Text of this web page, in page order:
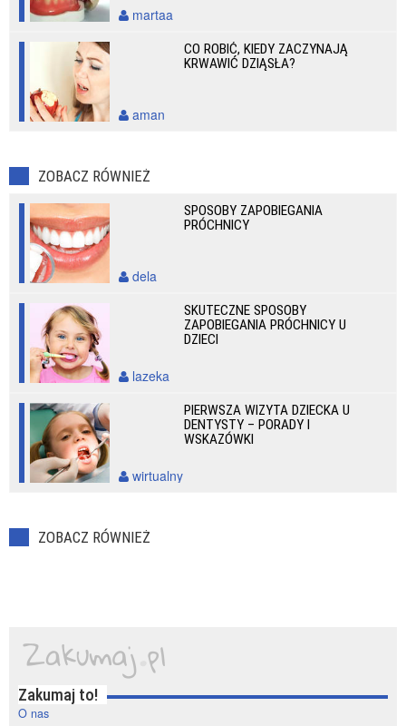
martaa
CO ROBIĆ, KIEDY ZACZYNAJĄ
KRWAWIĆ DZIĄSŁA?
aman
ZOBACZ RÓWNIEŻ
SPOSOBY ZAPOBIEGANIA
PRÓCHNICY
dela
SKUTECZNE SPOSOBY
ZAPOBIEGANIA PRÓCHNICY U
DZIECI
lazeka
PIERWSZA WIZYTA DZIECKA U
DENTYSTY – PORADY I
WSKAZÓWKI
wirtualny
ZOBACZ RÓWNIEŻ
Zakumaj to!
O nas